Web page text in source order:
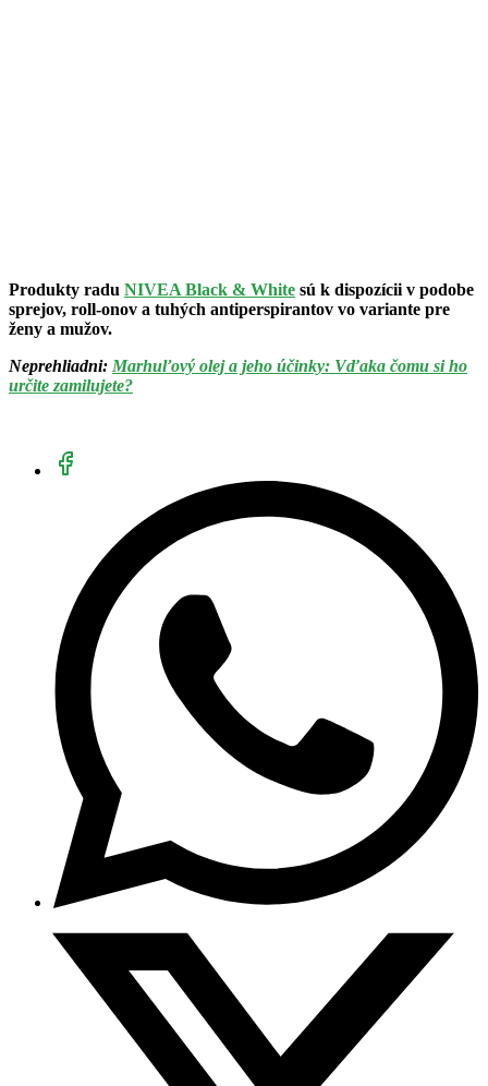
Produkty radu NIVEA Black & White sú k dispozícii v podobe
sprejov, roll-onov a tuhých antiperspirantov vo variante pre
ženy a mužov.
Neprehliadni: Marhuľový olej a jeho účinky: Vďaka čomu si ho
určite zamilujete?